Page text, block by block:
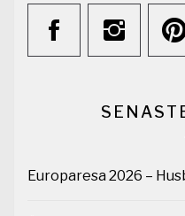
Europaresa 2026 –